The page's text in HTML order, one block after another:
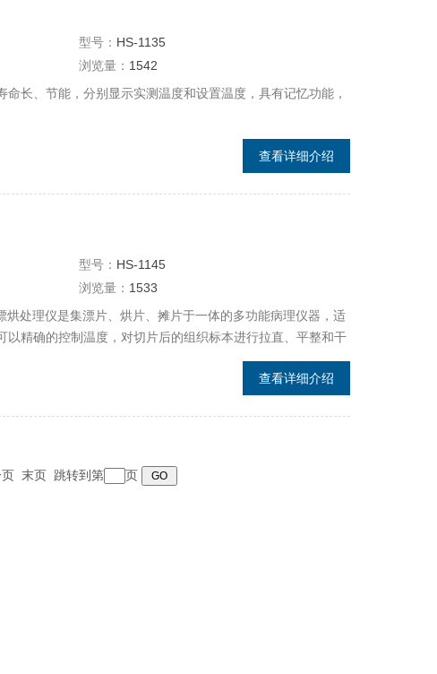
型号： HS-1135
浏览量： 1542
长、节能，分别显示实测温度和设置温度，具有记忆功能，
查看详细介绍
型号： HS-1145
浏览量： 1533
烘处理仪是集漂片、烘片、摊片于一体的多功能病理仪器，适
以精确的控制温度，对切片后的组织标本进行拉直、平整和干
查看详细介绍
末页 跳转到第 页